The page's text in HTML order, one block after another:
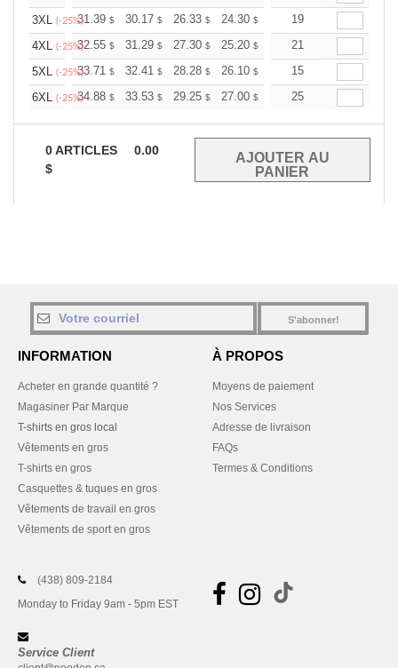
3XL (-25%)31.39 $ 30.17 $ 26.33 $ 24.30 $ 23.08$
19
4XL (-25%)32.55 $ 31.29 $ 27.30 $ 25.20 $ 23.94$
21
5XL (-25%)33.71 $ 32.41 $ 28.28 $ 26.10 $ 24.80$
15
6XL (-25%)34.88 $ 33.53 $ 29.25 $ 27.00 $ 25.65$
25
0ARTICLES
0.00
$
S'abonner!
INFORMATION
Acheter en grande quantité ?
Magasiner Par Marque
T-shirts en gros local
Vêtements en gros
T-shirts en gros
Casquettes & tuques en gros
Vêtements de travail en gros
Vêtements de sport en gros
À PROPOS
Moyens de paiement
Nos Services
Adresse de livraison
FAQs
Termes & Conditions
(438) 809-2184
Monday to Friday 9am - 5pm EST
Service Client